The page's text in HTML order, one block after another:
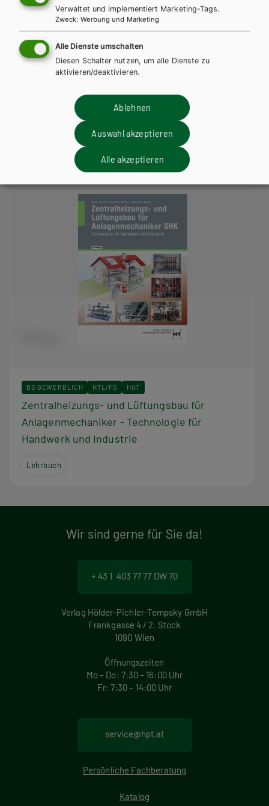
WEITERLESEN
ANZAHL
Weitere Bände dieser
Schulbuchreihe
BS GEWERBLICH HTL/FS HUT
Zentralheizungs- und Lüftungsbau für
Anlagenmechaniker - Technologie für
Handwerk und Industrie
Lehrbuch
Wir sind gerne für Sie da!
+ 43 1 403 77 77 DW 70
Verlag Hölder-Pichler-Tempsky GmbH
Frankgasse 4 / 2. Stock
1090 Wien
Öffnungszeiten
Mo – Do: 7:30 – 16:00 Uhr
Fr: 7:30 – 14:00 Uhr
service@hpt.at
Persönliche Fachberatung
Katalog
Verwaltet und implementiert Marketing-Tags.
Zweck: Werbung und Marketing
Alle Dienste umschalten
Diesen Schalter nutzen, um alle Dienste zu
aktivieren/deaktivieren.
Ablehnen
Auswahl akzeptieren
Alle akzeptieren